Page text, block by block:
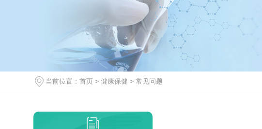
当前位置： 首页 > 健康保健 > 常见问题